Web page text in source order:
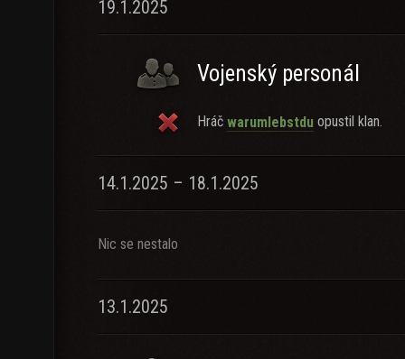
19.1.2025
Vojenský personál
Hráč warumlebstdu opustil klan.
14.1.2025 – 18.1.2025
Nic se nestalo
13.1.2025